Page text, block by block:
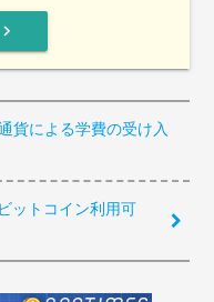
chevron_right
貨による学費の受け入
ットコイン利用可